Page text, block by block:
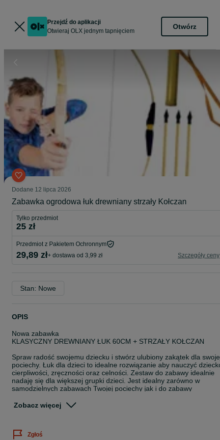
Przejdź do aplikacji
Otwieraj OLX jednym tapnięciem
Otwórz
Dodane 12 lipca 2026
Zabawka ogrodowa łuk drewniany strzały Kołczan
Tylko przedmiot
25 zł
Przedmiot z Pakietem Ochronnym
29,89 zł+ dostawa od 3,99 zł Szczegóły ceny
Stan: Nowe
OPIS
Nowa zabawka
KLASYCZNY DREWNIANY ŁUK 60CM + STRZAŁY KOŁCZAN
Spraw radość swojemu dziecku i stwórz ulubiony zakątek dla
pociechy. Łuk dla dzieci to idealne rozwiązanie aby nauczyć
cierpliwości, zręczności oraz celności. Zestaw do zabawy idealnie
nadaję się dla większej grupki dzieci. Jest idealny zarówno w
samodzielnych zabawach Twojej pociechy jak i do zabawy
dzieciom przednią zabawę na wiele sezonów. Łuk z pewnością
ZESTAW ZAWIERA
Zobacz więcej
Zgłoś